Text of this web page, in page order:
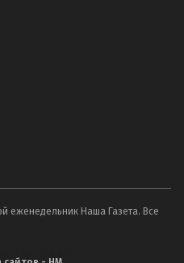
еженедельник Наша Газета. Все